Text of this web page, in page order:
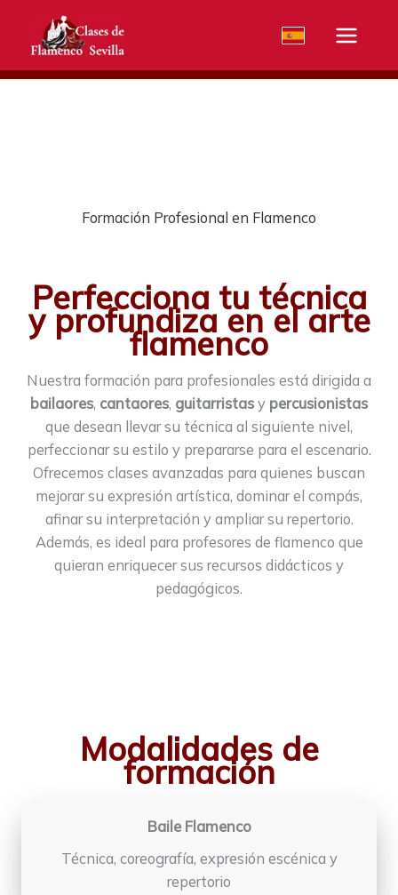
contenido
Formación Profesional en Flamenco
Perfecciona tu técnica
y profundiza en el arte
flamenco
Nuestra formación para profesionales está dirigida a
bailaores, cantaores, guitarristas y percusionistas
que desean llevar su técnica al siguiente nivel,
perfeccionar su estilo y prepararse para el escenario.
Ofrecemos clases avanzadas para quienes buscan
mejorar su expresión artística, dominar el compás,
afinar su interpretación y ampliar su repertorio.
Además, es ideal para profesores de flamenco que
quieran enriquecer sus recursos didácticos y
pedagógicos.
Modalidades de
formación
Baile Flamenco
Técnica, coreografía, expresión escénica y
repertorio